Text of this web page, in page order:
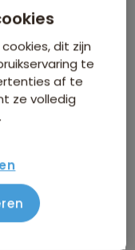
in Peking als
journalist zelf
en op zoek
en nieuw, arm
en onrecht.
dit zijn
te
af te
ze volledig